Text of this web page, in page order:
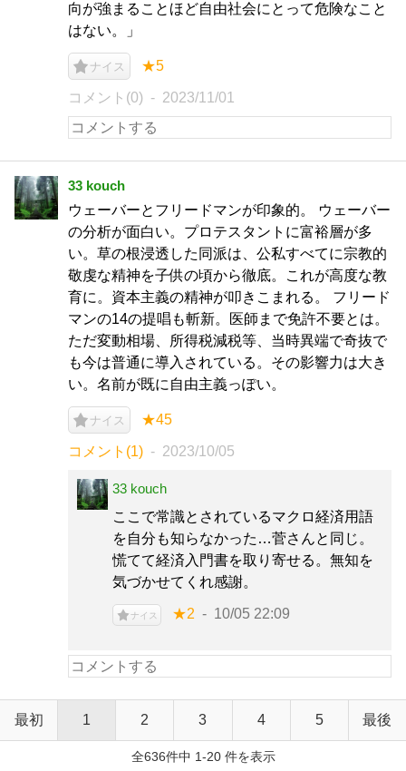
向が強まることほど自由社会にとって危険なこと
はない。」
ナイス ★5
コメント(0) 2023/11/01
33 kouch
ウェーバーとフリードマンが印象的。 ウェーバー
の分析が面白い。プロテスタントに富裕層が多
い。草の根浸透した同派は、公私すべてに宗教的
敬虔な精神を子供の頃から徹底。これが高度な教
育に。資本主義の精神が叩きこまれる。 フリード
マンの14の提唱も斬新。医師まで免許不要とは。
ただ変動相場、所得税減税等、当時異端で奇抜で
も今は普通に導入されている。その影響力は大き
い。名前が既に自由主義っぽい。
ナイス ★45
コメント(1) 2023/10/05
33 kouch
ここで常識とされているマクロ経済用語
を自分も知らなかった…菅さんと同じ。
慌てて経済入門書を取り寄せる。無知を
気づかせてくれ感謝。
ナイス ★2 10/05 22:09
最初 1 2 3 4 5 最後
全636件中 1-20 件を表示